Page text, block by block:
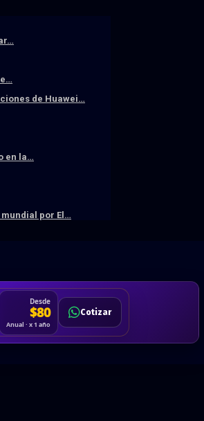
de Huawei…
en la…
por El…
Desde
$80
Anual · x 1 año
Cotizar
Cotizar
Hablemos
Solicitar